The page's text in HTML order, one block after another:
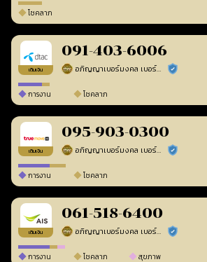
โชคลาภ
เติมเงิน
091-403-6006
อภิญญาเบอร์มงคล เบอร์สวยเลขศาสตร์ ร้านยืนยันแล้ว
การงาน โชคลาภ
เติมเงิน
095-903-0300
อภิญญาเบอร์มงคล เบอร์สวยเลขศาสตร์ ร้านยืนยันแล้ว
การงาน โชคลาภ
เติมเงิน
061-518-6400
อภิญญาเบอร์มงคล เบอร์สวยเลขศาสตร์ ร้านยืนยันแล้ว
การงาน โชคลาภ สุขภาพ